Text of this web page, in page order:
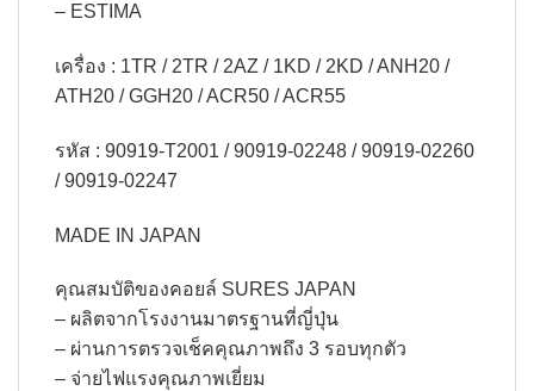
– ESTIMA
เครื่อง : 1TR / 2TR / 2AZ / 1KD / 2KD / ANH20 /
ATH20 / GGH20 / ACR50 / ACR55
รหัส : 90919-T2001 / 90919-02248 / 90919-02260
/ 90919-02247
MADE IN JAPAN
คุณสมบัติของคอยล์ SURES JAPAN
– ผลิตจากโรงงานมาตรฐานที่ญี่ปุ่น
– ผ่านการตรวจเช็คคุณภาพถึง 3 รอบทุกตัว
– จ่ายไฟแรงคุณภาพเยี่ยม